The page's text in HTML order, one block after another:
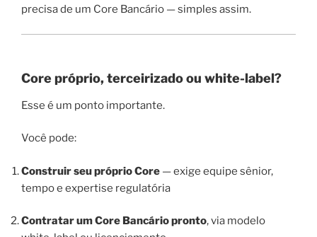
precisa de um Core Bancário — simples assim.
Core próprio, terceirizado ou white-label?
Esse é um ponto importante.
Você pode:
Construir seu próprio Core — exige equipe sênior,
tempo e expertise regulatória
Contratar um Core Bancário pronto, via modelo